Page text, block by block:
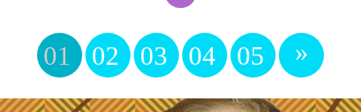
01 02 03 04 05 »